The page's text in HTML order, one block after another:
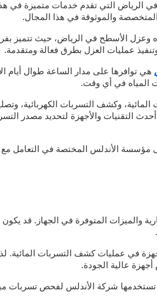
الرياض التي تقدم خدمات متميزة في
والموثوقة في هذا المجال.
وعزل الأسطح في الرياض، حيث تتميز
عمليات العزل بطرق فعالة ومتقدمة.
هي توافرها على مدار الساعة طوال أيام
المياه في أي وقت.
وكشف التسربات الكهربائية،
أحدث التقنيات والأجهزة لتحديد مصدر
مؤسسة الأندلس المختصة في التعامل مع
والميزات المتوفرة في الجهاز. قد
في عمليات كشف التسربات المائية.
عالية الجودة.
شركة الأندلس لفحص تسربات